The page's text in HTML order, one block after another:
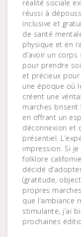
réalité sociale
réussi à
inclusive et
de santé
physique et en
d’avoir un
pour prendre
et précieux pour
une époque où
créent une
marches brisent
en offrant un
déconnexion et
présentiel.
impression. Si
folklore
décidé
(gratitude,
propres
que l’ambiance
stimulante, j’ai
prochaines